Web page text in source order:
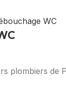
plombiers de